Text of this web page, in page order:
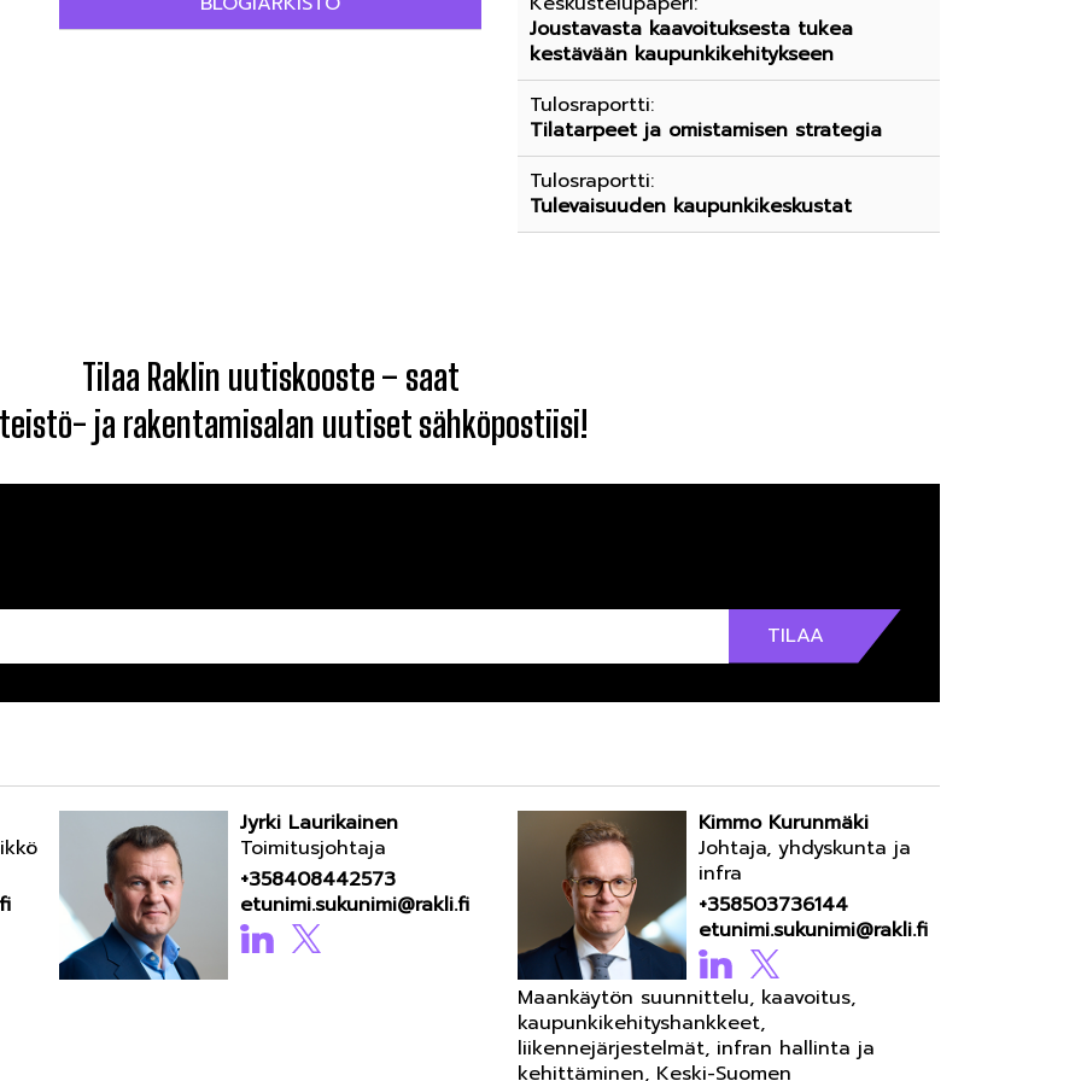
Joustavasta kaavoituksesta tukea
kestävään kaupunkikehitykseen
Tulosraportti:
Tilatarpeet ja omistamisen strategia
Tulosraportti:
Tulevaisuuden kaupunkikeskustat
Tilaa Raklin uutiskooste – saat
ja rakentamisalan uutiset sähköpostiisi!
Jyrki Laurikainen
Toimitusjohtaja
+358408442573
etunimi.sukunimi@rakli.fi
Kimmo Kurunmäki
Johtaja, yhdyskunta ja
infra
+358503736144
etunimi.sukunimi@rakli.fi
Maankäytön suunnittelu, kaavoitus,
kaupunkikehityshankkeet,
liikennejärjestelmät, infran hallinta ja
kehittäminen, Keski-Suomen